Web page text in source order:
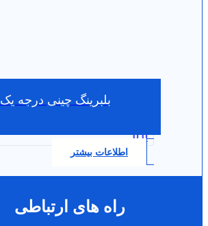
بلبرینگ چینی درجه یک 6002
0.0
اطلاعات بیشتر
راه های ارتباطی